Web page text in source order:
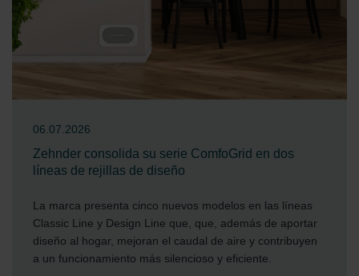
06.07.2026
Zehnder consolida su serie ComfoGrid en dos
líneas de rejillas de diseño
La marca presenta cinco nuevos modelos en las líneas
Classic Line y Design Line que, que, además de aportar
diseño al hogar, mejoran el caudal de aire y contribuyen
a un funcionamiento más silencioso y eficiente.